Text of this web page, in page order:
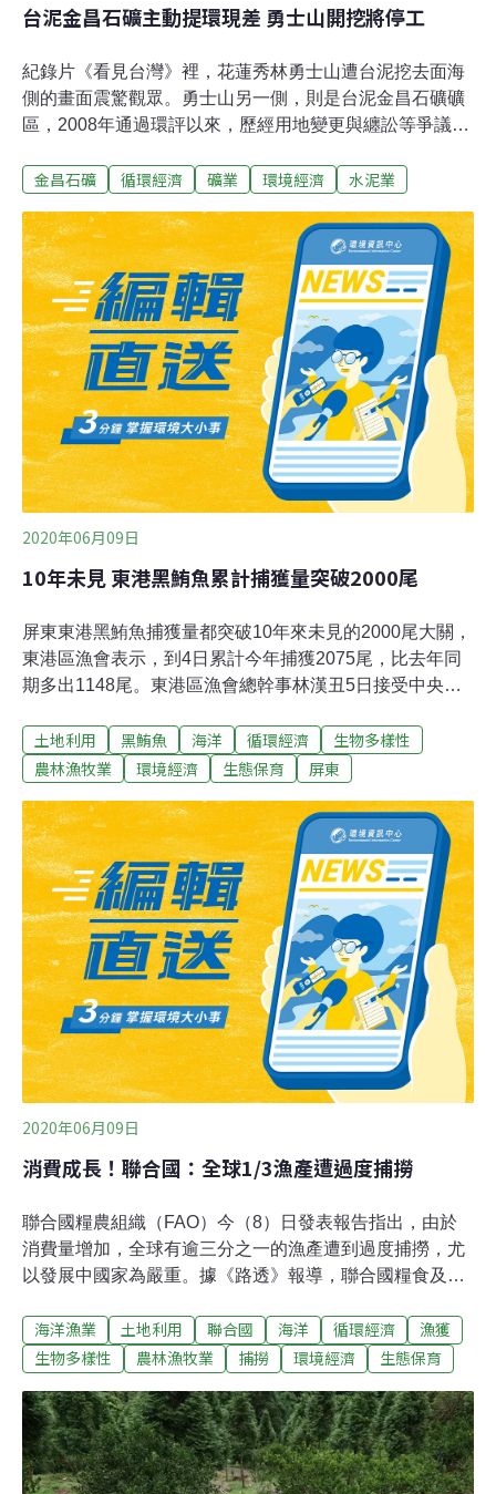
台泥金昌石礦主動提環現差 勇士山開挖將停工
紀錄片《看見台灣》裡，花蓮秀林勇士山遭台泥挖去面海
側的畫面震驚觀眾。勇士山另一側，則是台泥金昌石礦礦
區，2008年通過環評以來，歷經用地變更與纏訟等爭議，
鋸。台泥今天（9日）召開股東會，台泥代子公司金昌石
依規定停工。據工商時報報導，由於台泥和平廠為水泥
廠、發電廠及和平港「三合一循環經濟模式」設計，電廠
並沒有設置灰塘，一旦水泥廠停窯，和平電廠發電所產生
的煤灰變成沒處去，電廠將被迫停止發電。台泥表示，希
望盡速通過環現差審查，否則將影響全台水泥供應、電力
穩定。台泥並特別聲明，停工將對秀林和平、南澳澳花地
區住民家庭近500個家庭帶來經濟衝擊。
金昌石礦 循環經濟 礦業 環境經濟 水泥業
2020年06月09日
10年未見 東港黑鮪魚累計捕獲量突破2000尾
屏東東港黑鮪魚捕獲量都突破10年來未見的2000尾大關，
東港區漁會表示，到4日累計今年捕獲2075尾，比去年同
期多出1148尾。東港區漁會總幹事林漢丑5日接受中央社
累計捕獲2075尾，已打破10年來未能突破的2000尾大
關，比去年同期多出1148尾。林漢丑表示，過去之所以黑
油料和餌料都上漲，出一趟船不見得能捕到魚，再加上，
10多年來，菲律賓抓越界捕魚抓得緊，有不少漁船被扣、
甚至類似廣大興28號船長被殺事件，都讓不少漁民出海捕
黑鮪魚的意願降低。林漢丑說，今年黑鮪魚的捕獲量暴
增，跟氣候有關，因天氣炎熱，水溫較高，黑鮪魚會往水
面浮游。
土地利用 黑鮪魚 海洋 循環經濟
生物多樣性
農林漁牧業
環境經濟 生態保育 屏東
2020年06月09日
消費成長！聯合國：全球1/3漁產遭過度捕撈
聯合國糧農組織（FAO）今（8）日發表報告指出，由於
消費量增加，全球有逾三分之一的漁產遭到過度捕撈，尤
以發展中國家為嚴重。據《路透》報導，聯合國糧食及農
增加，全球有超過三分之一的漁產被過度捕撈，而這個數
據在1974年僅有10%。糧農組織指出，此狀況在開發中國
種難以復甦，造成惡性循環。
海洋漁業 土地利用 聯合國 海洋 循環經濟
漁獲
生物多樣性
農林漁牧業 捕撈 環境經濟 生態保育